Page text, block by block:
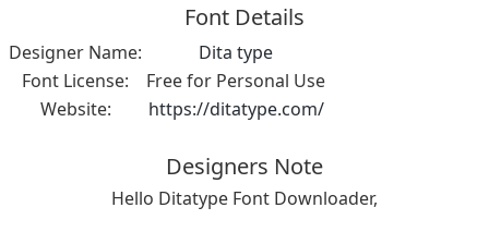
Font Details
Designer Name:
Dita type
Font License:
Free for Personal Use
Website:
https://ditatype.com/
Designers Note
Hello Ditatype Font Downloader,